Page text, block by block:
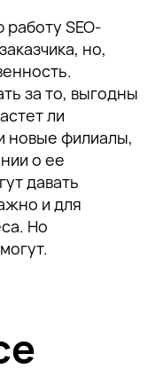
SEO-
но,
за то, выгодны
ли
новые филиалы,
о ее
давать
и для
Но